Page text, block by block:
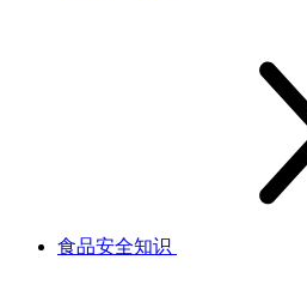
食品安全知识